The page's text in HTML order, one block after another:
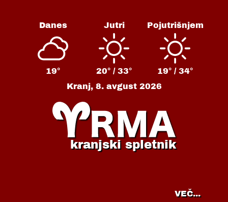
Danes
19°
Jutri
20° / 33°
Pojutrišnjem
19° / 34°
Kranj, 8. avgust 2026
kranjski spletnik
VEČ...